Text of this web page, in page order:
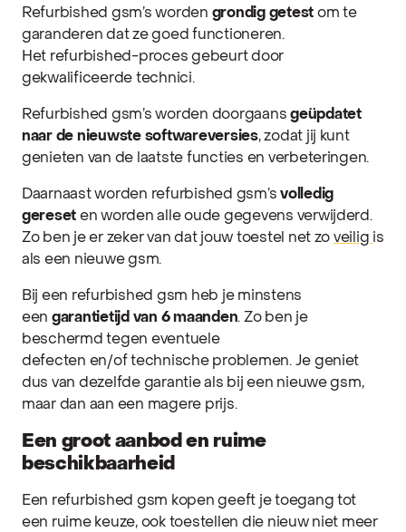
Refurbished gsm’s worden grondig getest om te
garanderen dat ze goed functioneren.
Het refurbished-proces gebeurt door
gekwalificeerde technici.
Refurbished gsm’s worden doorgaansgeüpdatet
naar de nieuwste softwareversies, zodat jij kunt
genieten van de laatste functies en verbeteringen.
Daarnaast worden refurbished gsm’svolledig
gereset en worden alle oude gegevens verwijderd.
Zo ben je er zeker van dat jouw toestel net zo veilig is
als een nieuwe gsm.
Bij een refurbished gsm heb je minstens
een garantietijd van 6 maanden. Zo ben je
beschermd tegen eventuele
defecten en/of technische problemen. Je geniet
dus van dezelfde garantie als bij een nieuwe gsm,
maar dan aan een magere prijs.
Een groot aanbod en ruime
beschikbaarheid
Een refurbished gsm kopen geeft je toegang tot
een ruime keuze, ook toestellen die nieuw niet meer